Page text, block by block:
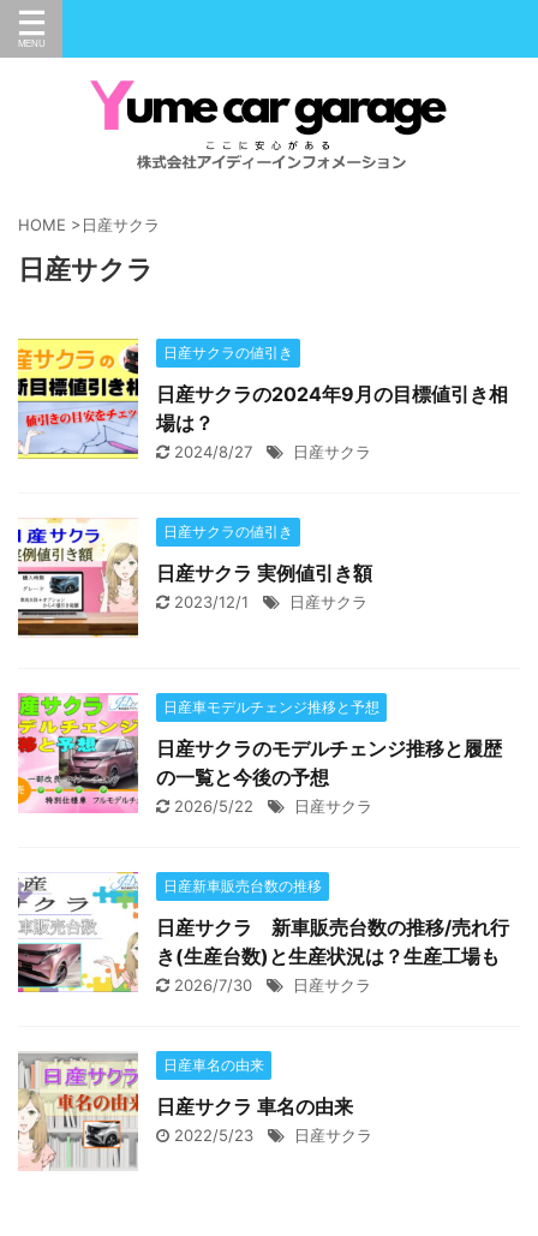
HOME >日産サクラ
日産サクラ
日産サクラの値引き
日産サクラの2024年9月の目標値引き相
場は？
2024/8/27 日産サクラ
日産サクラの値引き
日産サクラ 実例値引き額
2023/12/1 日産サクラ
日産車モデルチェンジ推移と予想
日産サクラのモデルチェンジ推移と履歴
の一覧と今後の予想
2026/5/22 日産サクラ
日産新車販売台数の推移
日産サクラ 新車販売台数の推移/売れ行
き(生産台数)と生産状況は？生産工場も
2026/7/30 日産サクラ
日産車名の由来
日産サクラ 車名の由来
2022/5/23 日産サクラ